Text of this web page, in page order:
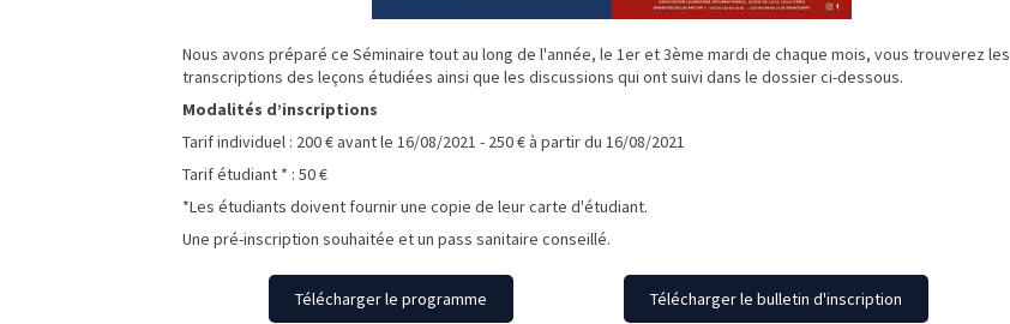
Nous avons préparé ce Séminaire tout au long de l'année, le 1er et 3ème mardi de chaque mois, vous trouverez les
transcriptions des leçons étudiées ainsi que les discussions qui ont suivi dans le dossier ci-dessous.
Modalités d’inscriptions
Tarif individuel : 200 € avant le 16/08/2021 - 250 € à partir du 16/08/2021
Tarif étudiant * : 50 €
*Les étudiants doivent fournir une copie de leur carte d'étudiant.
Une pré-inscription souhaitée et un pass sanitaire conseillé.
Télécharger le programme Télécharger le bulletin d'inscription